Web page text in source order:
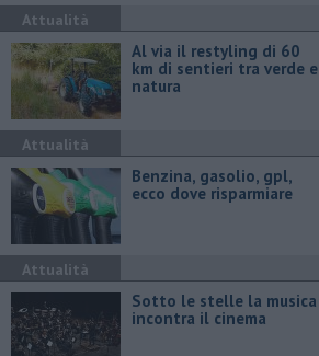
Attualità
Al via il restyling di 60
km di sentieri tra verde e
natura
Attualità
​Benzina, gasolio, gpl,
ecco dove risparmiare
Attualità
Sotto le stelle la musica
incontra il cinema